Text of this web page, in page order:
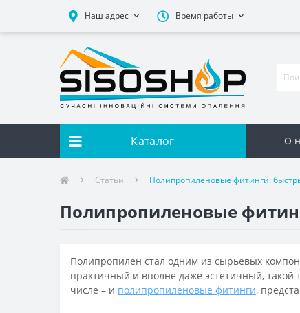
Наш адрес Время работы
Каталог О
Статьи Полипропиленовые фитинги:
Полипропиленовые
Полипропилен стал одним из сырьевых
практичный и вполне даже эстетичный,
числе – и полипропиленовые фитинги,